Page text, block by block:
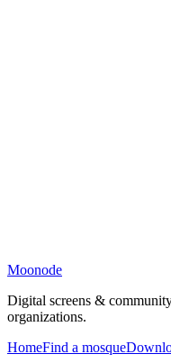
Moonode
Digital screens &
organizations.
HomeFind a mosque